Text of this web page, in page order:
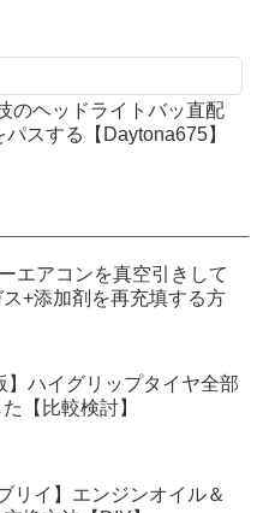
のヘッドライトバッ直配
スする【Daytona675】
エアコンを真空引きして
+添加剤を再充填する方
】ハイグリップタイヤ全部
【比較検討】
リイ】エンジンオイル＆